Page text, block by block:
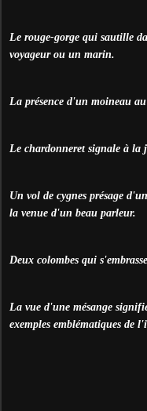
Le rouge-gorge qui sautille
voyageur ou un marin.
La présence d'un moineau
Le chardonneret signale à
Un vol de cygnes présage
la venue d'un beau parleur.
Deux colombes qui
La vue d'une mésange
exemples emblématiques de